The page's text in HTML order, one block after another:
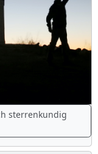
sterrenkundig